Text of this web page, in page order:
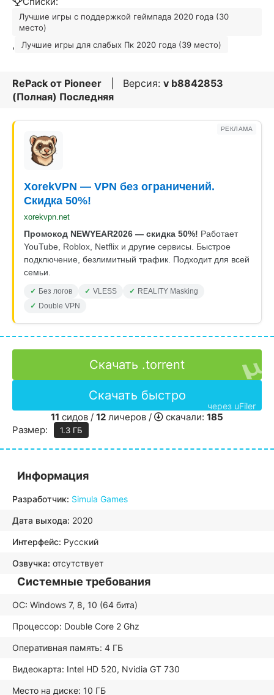
Лучшие игры с поддержкой геймпада 2020 года (30
место)
, Лучшие игры для слабых Пк 2020 года (39 место)
RePack от Pioneer | Версия: v b8842853
(Полная) Последняя
РЕКЛАМА
XorekVPN — VPN без ограничений.
Скидка 50%!
xorekvpn.net
Промокод NEWYEAR2026 — скидка 50%! Работает
YouTube, Roblox, Netflix и другие сервисы. Быстрое
подключение, безлимитный трафик. Подходит для всей
семьи.
Без логов VLESS
REALITY Masking
Double VPN
Скачать .torrent
Скачать быстро
через uFiler
11 сидов / 12 личеров / скачали: 185
Размер:
1.3 ГБ
Информация
Разработчик: Simula Games
Дата выхода: 2020
Интерфейс: Русский
Озвучка: отсутствует
Системные требования
ОС: Windows 7, 8, 10 (64 бита)
Процессор: Double Core 2 Ghz
Оперативная память: 4 ГБ
Видеокарта: Intel HD 520, Nvidia GT 730
Место на диске: 10 ГБ